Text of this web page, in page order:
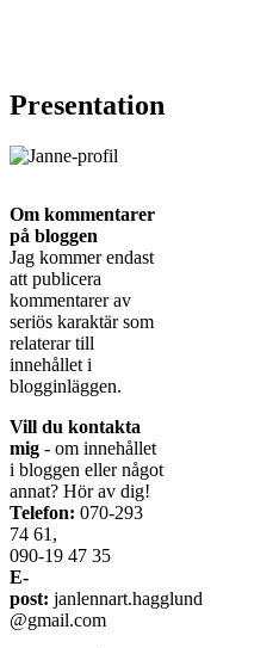
Presentation
Om kommentarer
på bloggen
Jag kommer endast
att publicera
kommentarer av
seriös karaktär som
relaterar till
innehållet i
blogginläggen.
Vill du kontakta
mig - om innehållet
i bloggen eller något
annat? Hör av dig!
Telefon: 070-293
74 61,
090-19 47 35
E-
post: janlennart.hagglund
@gmail.com